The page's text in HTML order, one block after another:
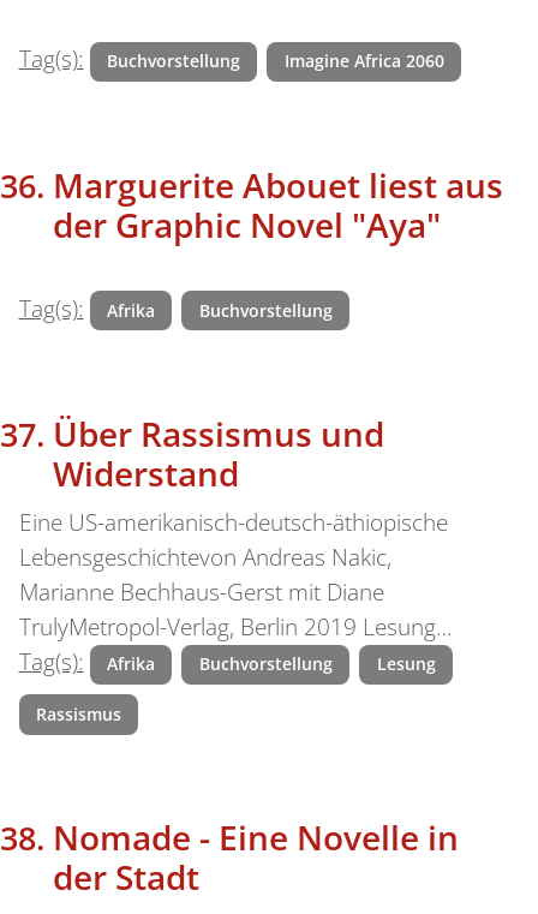
Tag(s): Buchvorstellung Imagine Africa 2060
Marguerite Abouet liest aus
der Graphic Novel "Aya"
Tag(s): Afrika Buchvorstellung
Über Rassismus und
Widerstand
Eine US-amerikanisch-deutsch-äthiopische
Lebensgeschichtevon Andreas Nakic,
Marianne Bechhaus-Gerst mit Diane
TrulyMetropol-Verlag, Berlin 2019 Lesung…
Tag(s):
Afrika Buchvorstellung Lesung
Rassismus
Nomade - Eine Novelle in
der Stadt